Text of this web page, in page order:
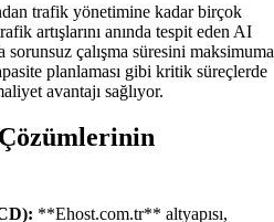
trafik yönetimine kadar birçok
artışlarını anında tespit eden AI
çalışma süresini maksimuma
planlaması gibi kritik süreçlerde
avantajı sağlıyor.
**Ehost.com.tr** altyapısı,